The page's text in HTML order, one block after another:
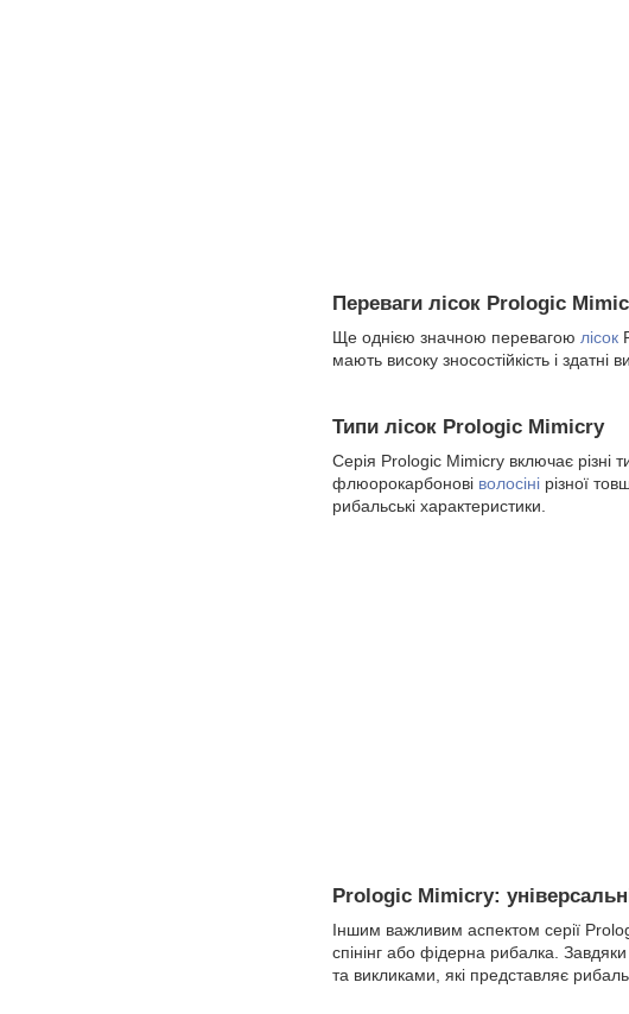
Переваги лісок Prologic
Ще однією значною перевагою лісок
мають високу зносостійкість і
Типи лісок Prologic Mimicry
Серія Prologic Mimicry включає різні
флюорокарбонові волосіні різної
рибальські характеристики.
Prologic Mimicry:
Іншим важливим аспектом серії
спінінг або фідерна рибалка.
та викликами, які представляє